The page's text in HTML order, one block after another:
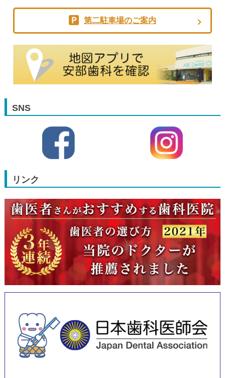
第二駐車場のご案内
SNS
リンク